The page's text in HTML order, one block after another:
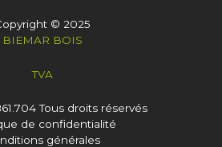
© 2025
BIEMAR BOIS
TVA
Tous droits réservés
de confidentialité
générales